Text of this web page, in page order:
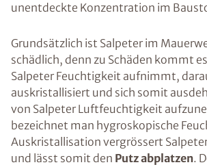
unentdeckte Konzentration im
Grundsätzlich ist Salpeter im
schädlich, denn zu Schäden kommt
Salpeter Feuchtigkeit aufnimmt,
auskristallisiert und sich somit
von Salpeter Luftfeuchtigkeit
bezeichnet man hygroskopische
Auskristallisation vergrössert
und lässt somit den Putz abplatzen.